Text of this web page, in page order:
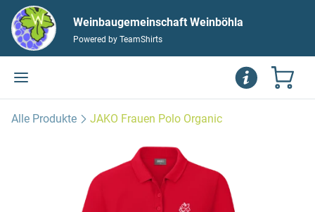
Weinbaugemeinschaft Weinböhla
Powered by TeamShirts
Alle Produkte JAKO Frauen Polo Organic